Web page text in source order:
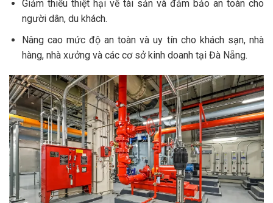
Giảm thiểu thiệt hại về tài sản và đảm bảo an toàn cho
người dân, du khách.
Nâng cao mức độ an toàn và uy tín cho khách sạn, nhà
hàng, nhà xưởng và các cơ sở kinh doanh tại Đà Nẵng.